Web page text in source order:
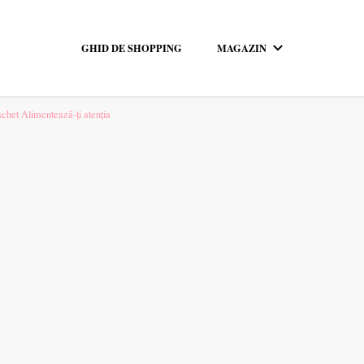
GHID DE SHOPPING MAGAZIN
Alimentează-ți atenția